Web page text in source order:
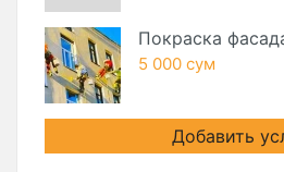
Покраска
5 000 сум
Добавить